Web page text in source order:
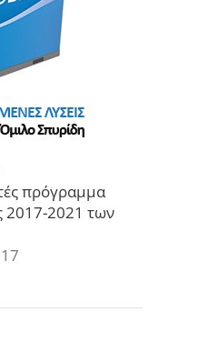
πρόγραμμα
2017-2021 των